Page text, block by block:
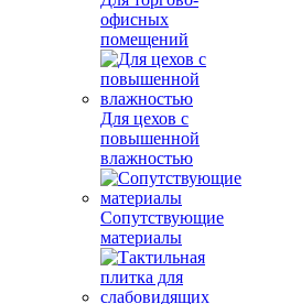
офисных
помещений
Для цехов с
повышенной
влажностью
Сопутствующие
материалы